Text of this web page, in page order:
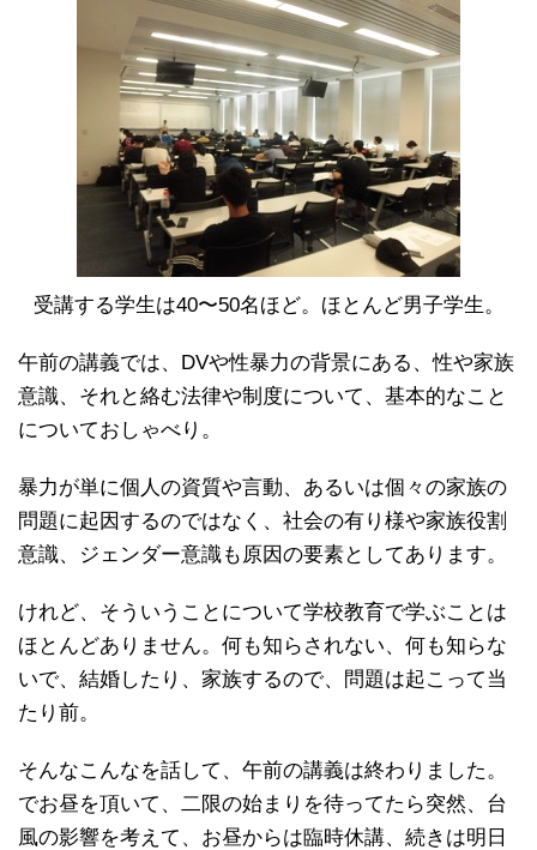
受講する学生は40〜50名ほど。ほとんど男子学生。
午前の講義では、DVや性暴力の背景にある、性や家族
意識、それと絡む法律や制度について、基本的なこと
についておしゃべり。
暴力が単に個人の資質や言動、あるいは個々の家族の
問題に起因するのではなく、社会の有り様や家族役割
意識、ジェンダー意識も原因の要素としてあります。
けれど、そういうことについて学校教育で学ぶことは
ほとんどありません。何も知らされない、何も知らな
いで、結婚したり、家族するので、問題は起こって当
たり前。
そんなこんなを話して、午前の講義は終わりました。
でお昼を頂いて、二限の始まりを待ってたら突然、台
風の影響を考えて、お昼からは臨時休講、続きは明日